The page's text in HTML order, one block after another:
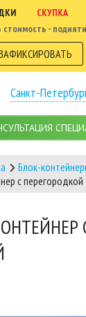
СКУПКА
стоимость -
Санкт-
Блок-
с перегородкой